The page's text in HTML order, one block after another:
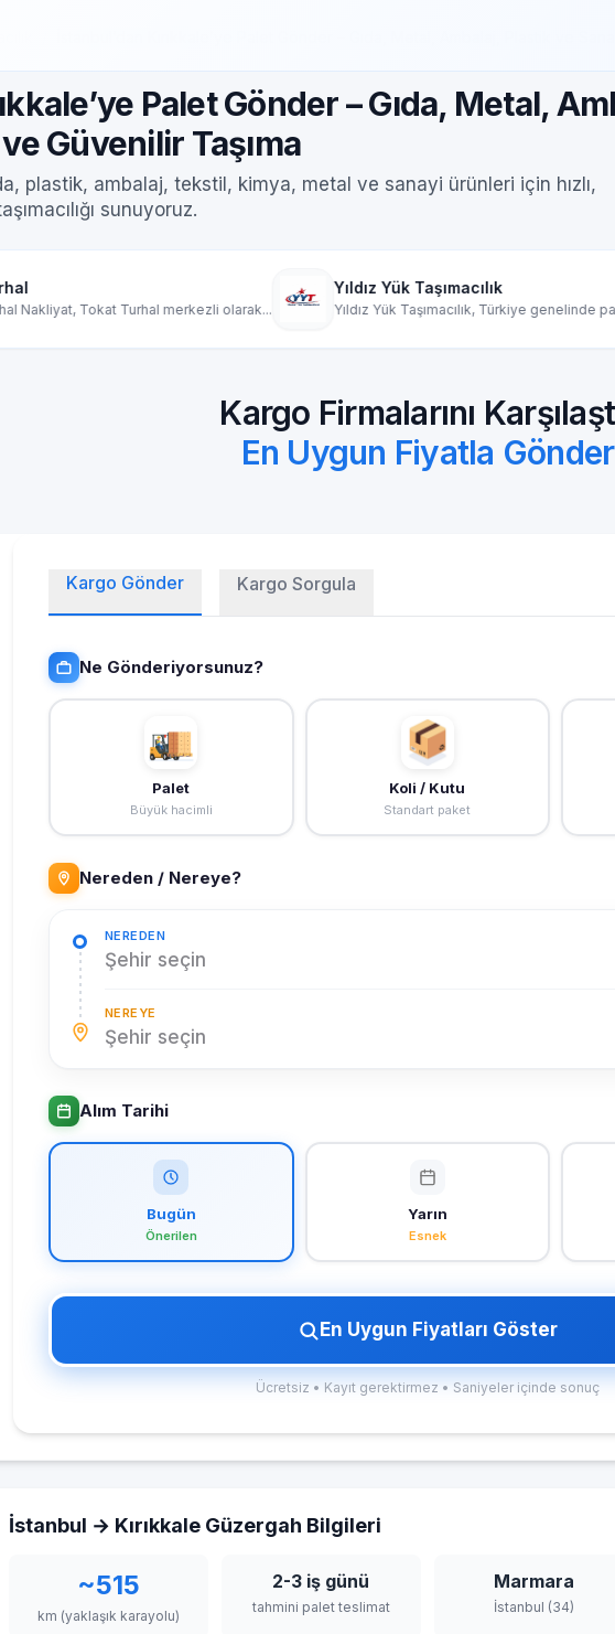
Palet Gönder – Gıda, Metal,
Güvenilir Taşıma
plastik, ambalaj, tekstil, kimya, metal ve sanayi ürünleri için hızlı,
sunuyoruz.
merkezli olarak...
Yıldız Yük Taşımacılık
Yıldız Yük Taşımacılık, Türkiye genelinde par... Mardin
Kargo Firmalarını
En Uygun Fiyatla Gönder
Kargo Gönder Kargo Sorgula
Ne Gönderiyorsunuz?
Palet
Büyük hacimli
Koli / Kutu
Standart paket
Nereden / Nereye?
NEREDEN
Şehir seçin
NEREYE
Şehir seçin
Alım Tarihi
Bugün
Önerilen
Yarın
Esnek
En Uygun Fiyatları Göster
Ücretsiz • Kayıt gerektirmez • Saniyeler içinde sonuç
İstanbul → Kırıkkale Güzergah Bilgileri
~515
km (yaklaşık karayolu)
2-3 iş günü
tahmini palet teslimat
Marmara
İstanbul (34)